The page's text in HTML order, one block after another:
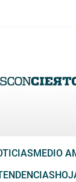
MEDIO